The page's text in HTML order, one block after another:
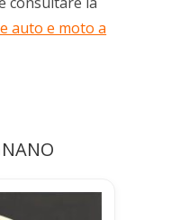
auto e moto a